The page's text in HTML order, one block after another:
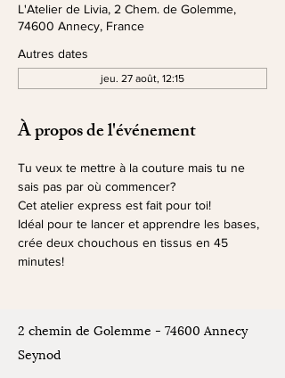
L'Atelier de Livia, 2 Chem. de Golemme,
74600 Annecy, France
Autres dates
jeu. 27 août, 12:15
À propos de l'événement
Tu veux te mettre à la couture mais tu ne
sais pas par où commencer?
Cet atelier express est fait pour toi!
Idéal pour te lancer et apprendre les bases,
crée deux chouchous en tissus en 45
minutes!
2 chemin de Golemme - 74600 Annecy
Seynod